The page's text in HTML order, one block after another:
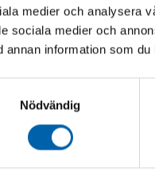
medier och analysera
sociala medier och
annan information som
Nödvändig
tyger
talet och tidigare kan
produkter, prata med
att vi kan ta hand om